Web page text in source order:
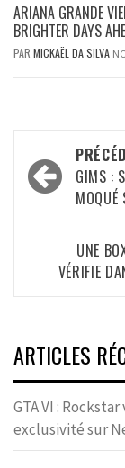
ARIANA GRANDE
BRIGHTER DAYS
PAR MICKAËL DA SILVA
Navigation
d’article
GIMS :
MOQUÉ
UNE
VÉRIFIE
ARTICLES
GTA VI :
exclusivité sur